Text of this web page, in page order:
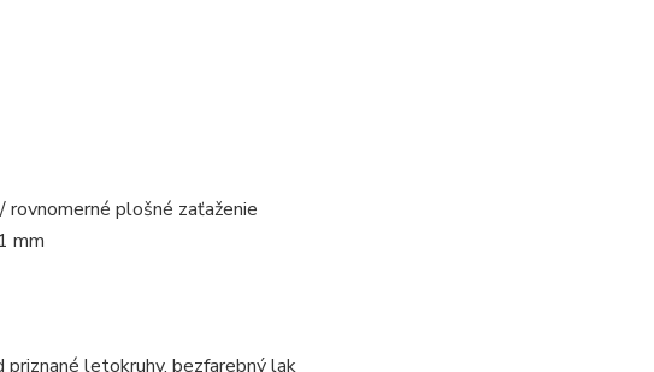
plošné zaťaženie
mm
priznané letokruhy, bezfarebný lak